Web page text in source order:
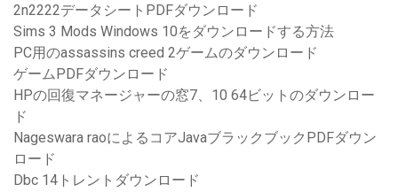
2n2222データシートPDFダウンロード
Sims 3 Mods Windows 10をダウンロードする方法
PC用のassassins creed 2ゲームのダウンロード
ゲームPDFダウンロード
HPの回復マネージャーの窓7、10 64ビットのダウンロー
ド
Nageswara raoによるコアJavaブラックブックPDFダウン
ロード
Dbc 14トレントダウンロード